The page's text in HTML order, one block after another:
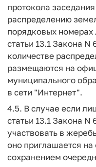
протокола
распределению
порядковых номерах
статьи 13.1 Закона N
количестве
размещаются на
муниципального
в сети "Интернет".
4.5. В случае если
статьи 13.1 Закона
участвовать в
оно приглашается
сохранением